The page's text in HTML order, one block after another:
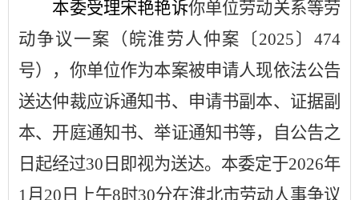
本委受理宋艳艳诉你单位劳动关系等劳
动争议一案 （ 皖淮劳人仲案〔 2025 〕474
号）
，你单位作为本案被申请人现依法公告
送达仲裁应诉通知书、申请书副本、证据副
本、开庭通知书、举证通知书等，自公告之
日起经过30日即视为送达。 本委定于2026年
1月20日上午8时30分在淮北市劳动人事争议